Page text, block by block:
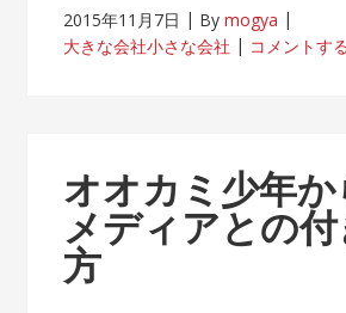
が
客
先
常
駐
2015年11月7日 Bymogya
大きな会社小さな会社
コメントする
オオカミ少年
メディアとの
方